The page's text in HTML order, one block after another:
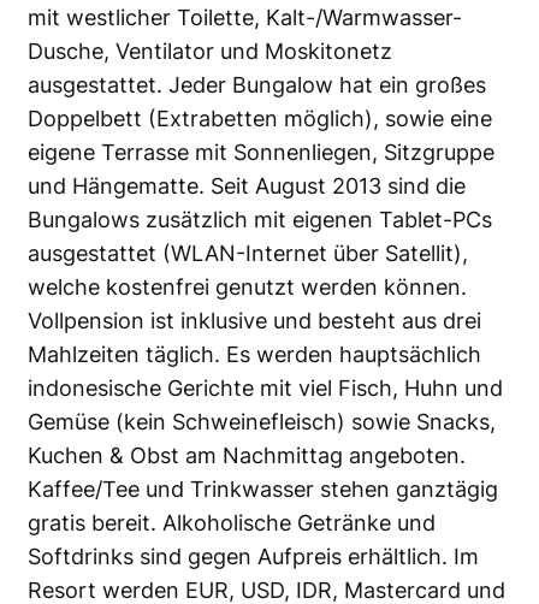
mit westlicher Toilette, Kalt-/Warmwasser-
Dusche, Ventilator und Moskitonetz
ausgestattet. Jeder Bungalow hat ein großes
Doppelbett (Extrabetten möglich), sowie eine
eigene Terrasse mit Sonnenliegen, Sitzgruppe
und Hängematte. Seit August 2013 sind die
Bungalows zusätzlich mit eigenen Tablet-PCs
ausgestattet (WLAN-Internet über Satellit),
welche kostenfrei genutzt werden können.
Vollpension ist inklusive und besteht aus drei
Mahlzeiten täglich. Es werden hauptsächlich
indonesische Gerichte mit viel Fisch, Huhn und
Gemüse (kein Schweinefleisch) sowie Snacks,
Kuchen & Obst am Nachmittag angeboten.
Kaffee/Tee und Trinkwasser stehen ganztägig
gratis bereit. Alkoholische Getränke und
Softdrinks sind gegen Aufpreis erhältlich. Im
Resort werden EUR, USD, IDR, Mastercard und